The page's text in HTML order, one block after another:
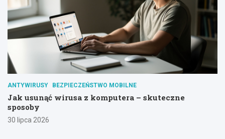
ANTYWIRUSY BEZPIECZEŃSTWO MOBILNE
Jak usunąć wirusa z komputera – skuteczne
sposoby
30 lipca 2026